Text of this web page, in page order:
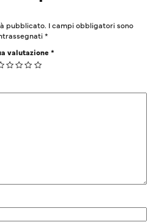
pubblicato. I campi obbligatori sono
*
valutazione*